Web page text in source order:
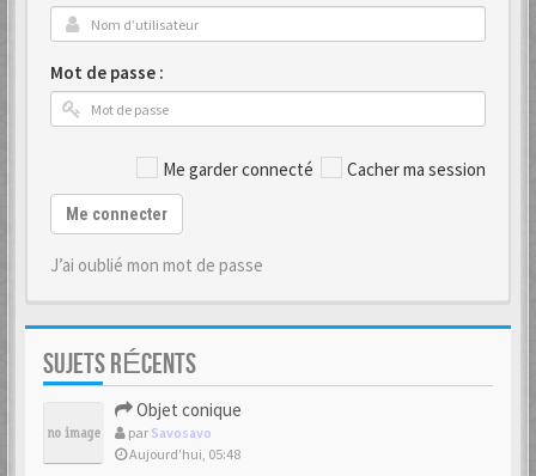
Mot de passe :
Me garder connecté Cacher ma session
Me connecter
J’ai oublié mon mot de passe
SUJETS RÉCENTS
Objet conique
par Savosavo
Aujourd’hui, 05:48